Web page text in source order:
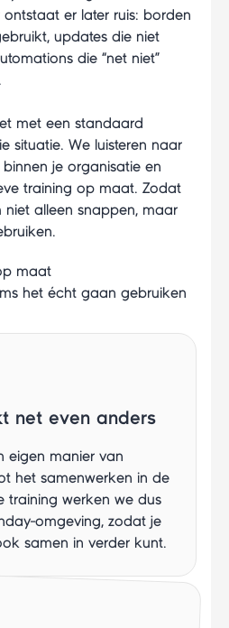
er later ruis: borden
updates die niet
die “net niet”
met een standaard
situatie. We luisteren naar
je organisatie en
training op maat. Zodat
alleen snappen, maar
maat
het écht gaan gebruiken
net even anders
eigen manier van
het samenwerken in de
training werken we dus
omgeving, zodat je
samen in verder kunt.